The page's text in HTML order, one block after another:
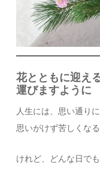
花とともに迎え
運びますように
人生には、思い通り
思いがけず苦しくな
けれど、どんな日で